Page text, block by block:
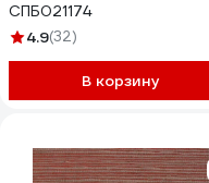
СПБ021174
4.9(32)
В корзину